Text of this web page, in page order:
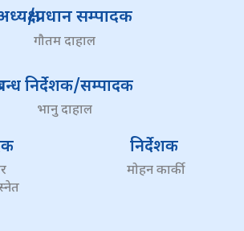
प्रधान सम्पादक
गौतम दाहाल
निर्देशक/सम्पादक
भानु दाहाल
निर्देशक
मोहन कार्की